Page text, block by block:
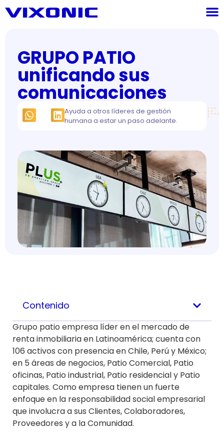
GRUPO PATIO
unificando sus
comunicaciones
Ayuda a otros líderes de gestión
humana a estar un paso adelante.
Contenido
Grupo patio empresa líder en el mercado de
renta inmobiliaria en Latinoamérica; cuenta con
106 activos con presencia en Chile, Perú y México;
en 5 áreas de negocios, Patio Comercial, Patio
oficinas, Patio industrial, Patio residencial y Patio
capitales. Como empresa tienen un fuerte
enfoque en la responsabilidad social empresarial
que involucra a sus Clientes, Colaboradores,
Proveedores y a la Comunidad.